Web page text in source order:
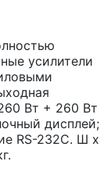
усилители
Вт + 260 Вт
дисплей;
RS-232C. Ш х